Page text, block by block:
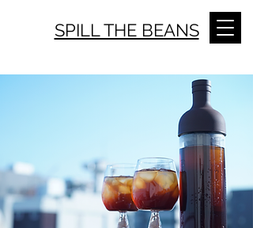
SPILL THE BEANS